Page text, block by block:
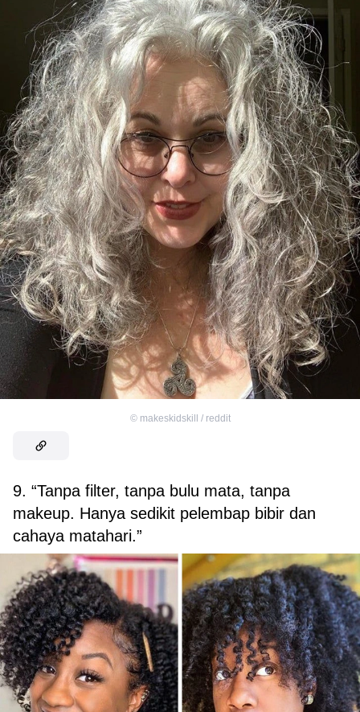
© makeskidskill / reddit
9. “Tanpa filter, tanpa bulu mata, tanpa
makeup. Hanya sedikit pelembap bibir dan
cahaya matahari.”